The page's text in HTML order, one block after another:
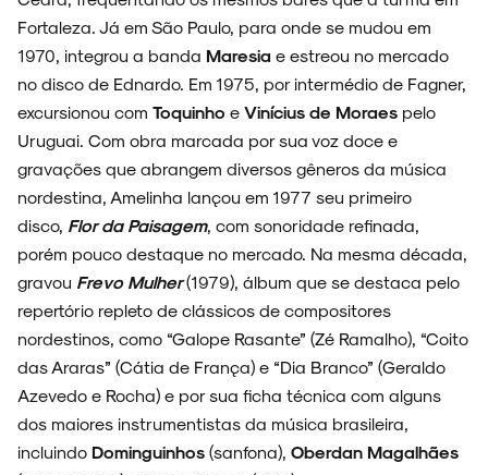
Fortaleza. Já em São Paulo, para onde se mudou em
1970, integrou a banda Maresia e estreou no mercado
no disco de Ednardo. Em 1975, por intermédio de Fagner,
excursionou com Toquinho e Vinícius de Moraes pelo
Uruguai. Com obra marcada por sua voz doce e
gravações que abrangem diversos gêneros da música
nordestina, Amelinha lançou em 1977 seu primeiro
disco, Flor da Paisagem, com sonoridade refinada,
porém pouco destaque no mercado. Na mesma década,
gravou Frevo Mulher(1979), álbum que se destaca pelo
repertório repleto de clássicos de compositores
nordestinos, como “Galope Rasante” (Zé Ramalho), “Coito
das Araras” (Cátia de França) e “Dia Branco” (Geraldo
Azevedo e Rocha) e por sua ficha técnica com alguns
dos maiores instrumentistas da música brasileira,
incluindo Dominguinhos (sanfona), Oberdan Magalhães